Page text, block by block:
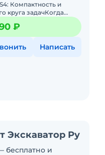
Компактность и
круга задачКогда
дробления в
₽
Написать
Экскаватор Ру
бесплатно и